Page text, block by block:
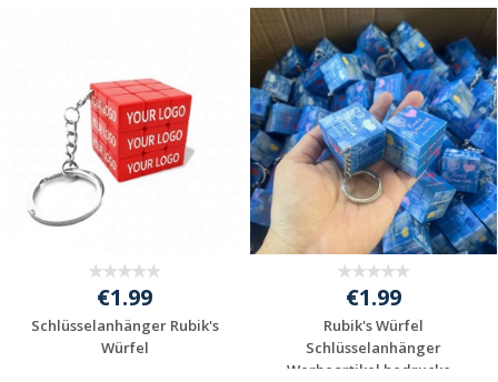
€1.99
Schlüsselanhänger Rubik's
Würfel
€1.99
Rubik's Würfel
Schlüsselanhänger
Werbeartikel bedrucke...